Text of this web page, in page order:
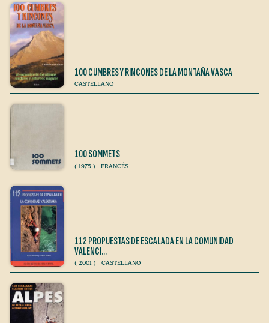
100 CUMBRES Y RINCONES DE LA MONTAÑA VASCA
CASTELLANO
100 SOMMETS
( 1975 ) FRANCÉS
112 PROPUESTAS DE ESCALADA EN LA COMUNIDAD
VALENCI…
( 2001 ) CASTELLANO